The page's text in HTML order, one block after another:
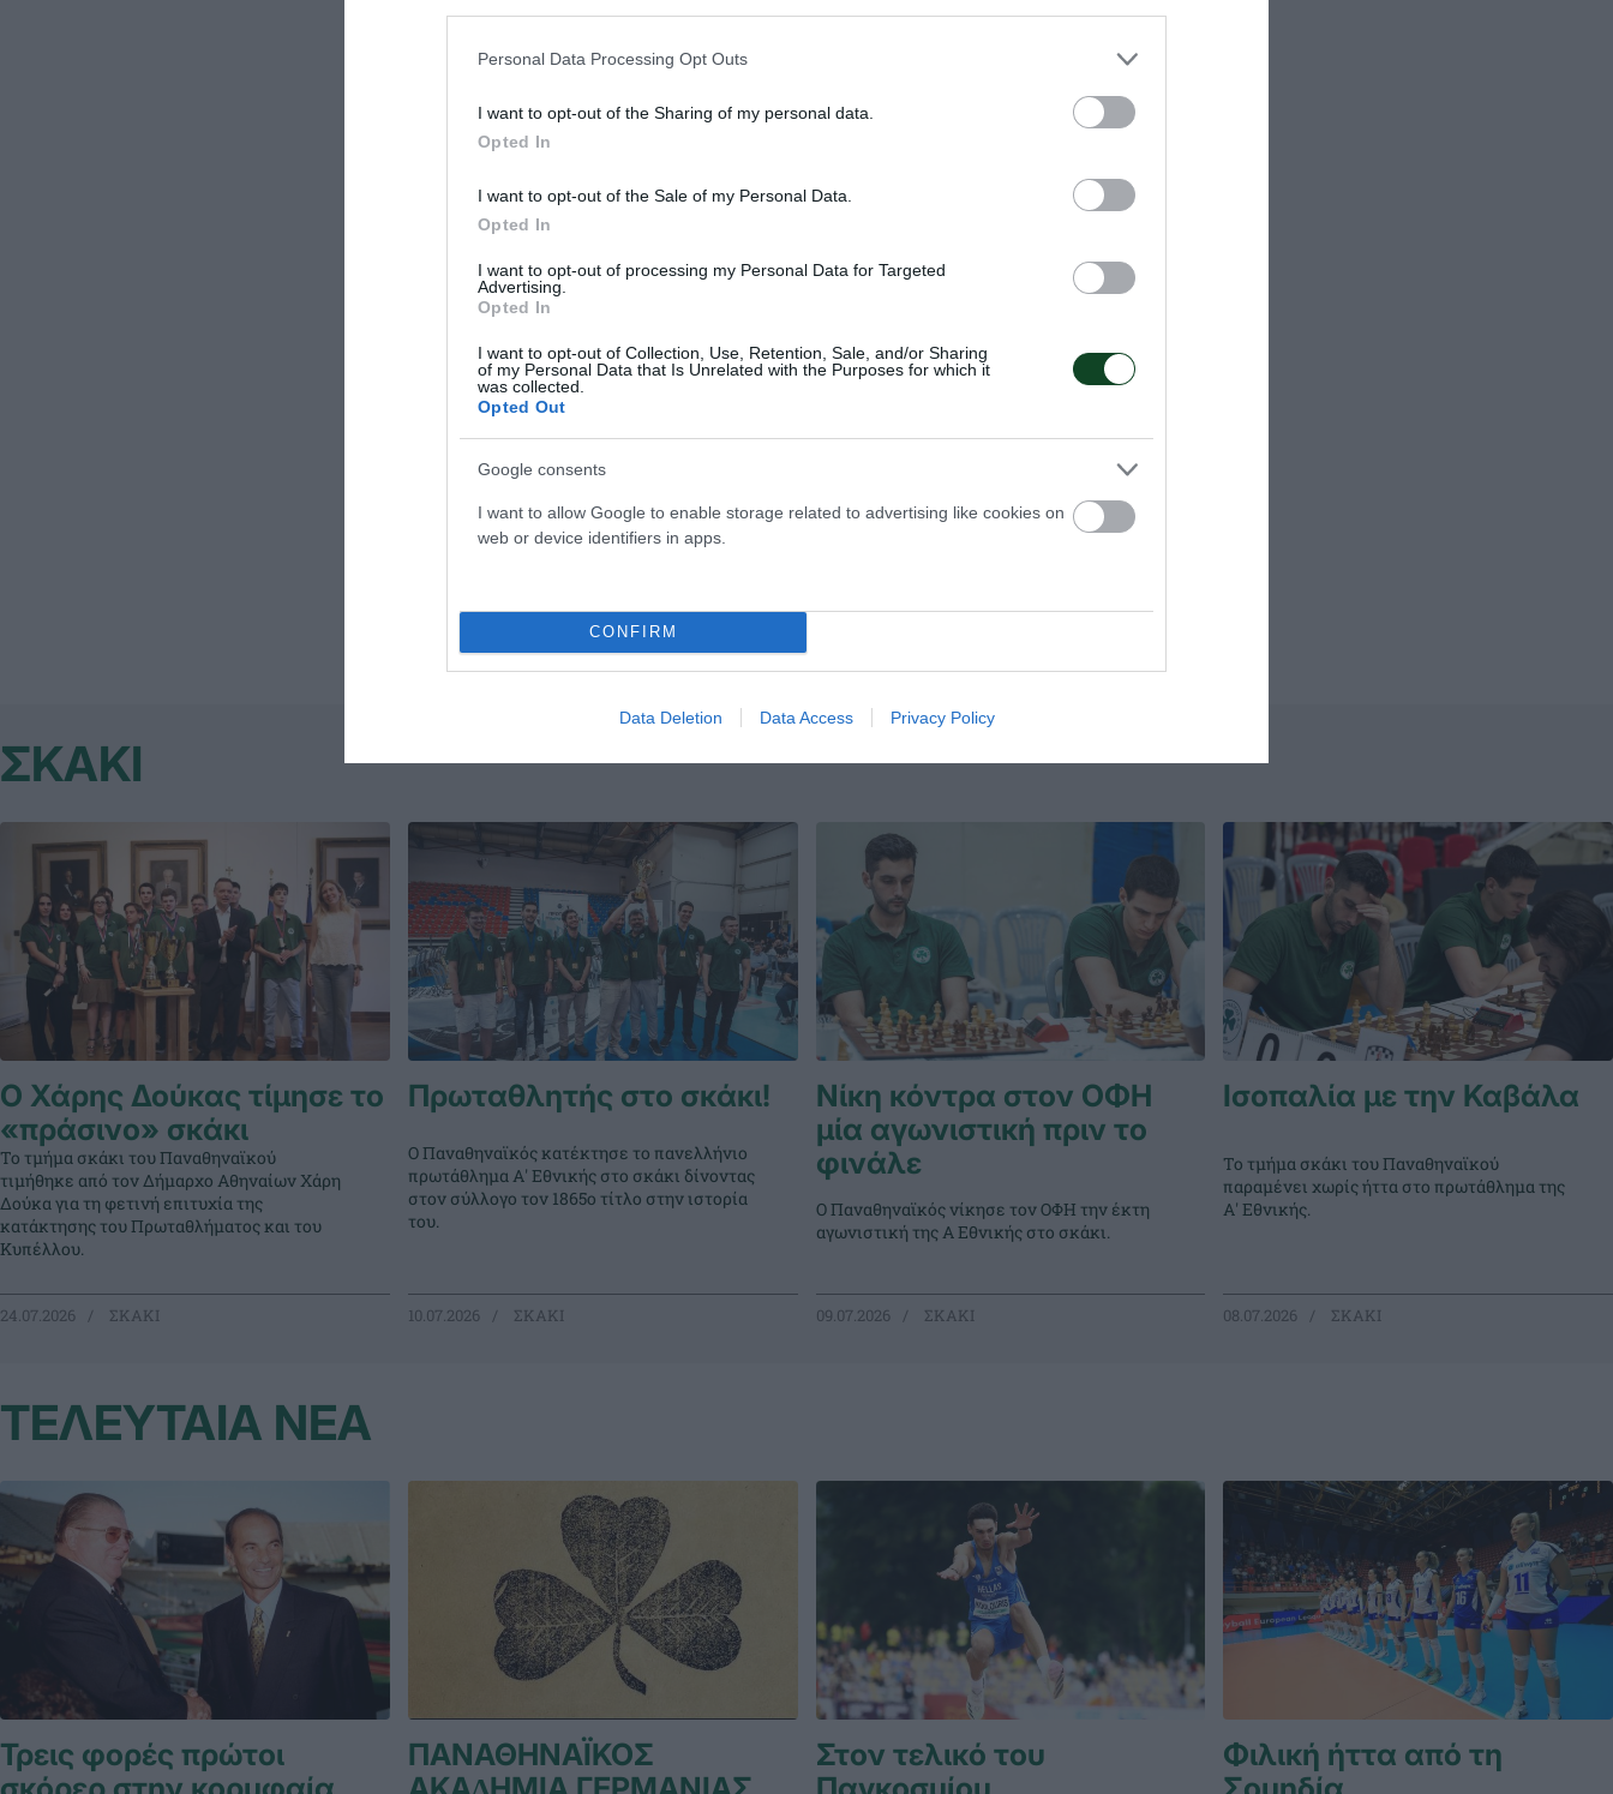
Personal Data Processing Opt Outs
I want to opt-out of the Sharing of my personal data.
Opted In
I want to opt-out of the Sale of my Personal Data.
Opted In
I want to opt-out of processing my Personal Data for Targeted
Advertising.
Opted In
I want to opt-out of Collection, Use, Retention, Sale, and/or Sharing
of my Personal Data that Is Unrelated with the Purposes for which it
was collected.
Opted Out
Google consents
I want to allow Google to enable storage related to advertising like cookies on
web or device identifiers in apps.
CONFIRM
Data Deletion Data Access Privacy Policy
ΣΚΑΚΙ
Ο Χάρης Δούκας τίμησε το
«πράσινο» σκάκι
Το τμήμα σκάκι του Παναθηναϊκού
τιμήθηκε από τον Δήμαρχο Αθηναίων Χάρη
Δούκα για τη φετινή επιτυχία της
κατάκτησης του Πρωταθλήματος και του
Κυπέλλου.
24.07.2026 ΣΚΑΚΙ
Πρωταθλητής στο σκάκι!
Ο Παναθηναϊκός κατέκτησε το πανελλήνιο
πρωτάθλημα Α' Εθνικής στο σκάκι δίνοντας
στον σύλλογο τον 1865ο τίτλο στην ιστορία
του.
10.07.2026 ΣΚΑΚΙ
Νίκη κόντρα στον ΟΦΗ
μία αγωνιστική πριν το
φινάλε
Ο Παναθηναϊκός νίκησε τον ΟΦΗ την έκτη
αγωνιστική της Α Εθνικής στο σκάκι.
09.07.2026 ΣΚΑΚΙ
Ισοπαλία με την Καβάλα
Το τμήμα σκάκι του Παναθηναϊκού
παραμένει χωρίς ήττα στο πρωτάθλημα της
Α' Εθνικής.
08.07.2026 ΣΚΑΚΙ
ΤΕΛΕΥΤΑΙΑ ΝΕΑ
Τρεις φορές πρώτοι
ΠΑΝΑΘΗΝΑΪΚΟΣ
Στον τελικό του
Φιλική ήττα από τη